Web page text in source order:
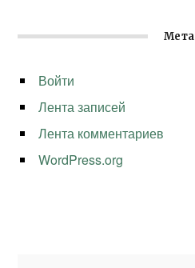
Мета
Войти
Лента записей
Лента комментариев
WordPress.org